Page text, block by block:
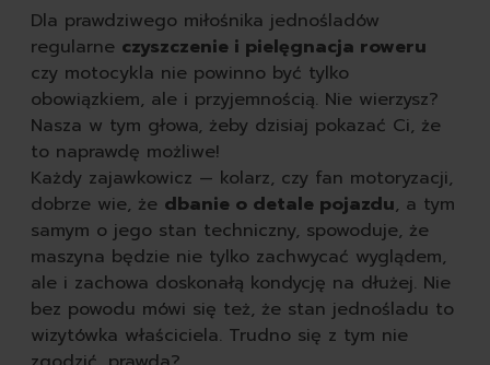
dodatki do prania
akcesoria do prania
zmywanie
tabletki do zmywarki
płyny do naczyń
szczotki kuchenne do
pozostałe środki do
według przeznaczenia
do zmywarki
do zmywania
seria nature all
autokosmetyka
Dla prawdziwego miłośnika jednośladów
regularne czyszczenie i pielęgnacja roweru
czy motocykla nie powinno być tylko
obowiązkiem, ale i przyjemnością. Nie wierzysz?
Nasza w tym głowa, żeby dzisiaj pokazać Ci, że
to naprawdę możliwe!
Każdy zajawkowicz — kolarz, czy fan motoryzacji,
dobrze wie, że dbanie o detale pojazdu, a tym
samym o jego stan techniczny, spowoduje, że
maszyna będzie nie tylko zachwycać wyglądem,
ale i zachowa doskonałą kondycję na dłużej. Nie
bez powodu mówi się też, że stan jednośladu to
wizytówka właściciela. Trudno się z tym nie